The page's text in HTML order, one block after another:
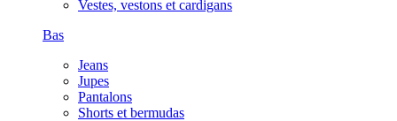
Vestes, vestons et cardigans
Bas
Jeans
Jupes
Pantalons
Shorts et bermudas